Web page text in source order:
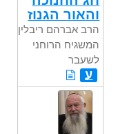
והאור הגנוז
הרב אברהם ריבלין,
המשגיח הרוחני
לשעבר
ע